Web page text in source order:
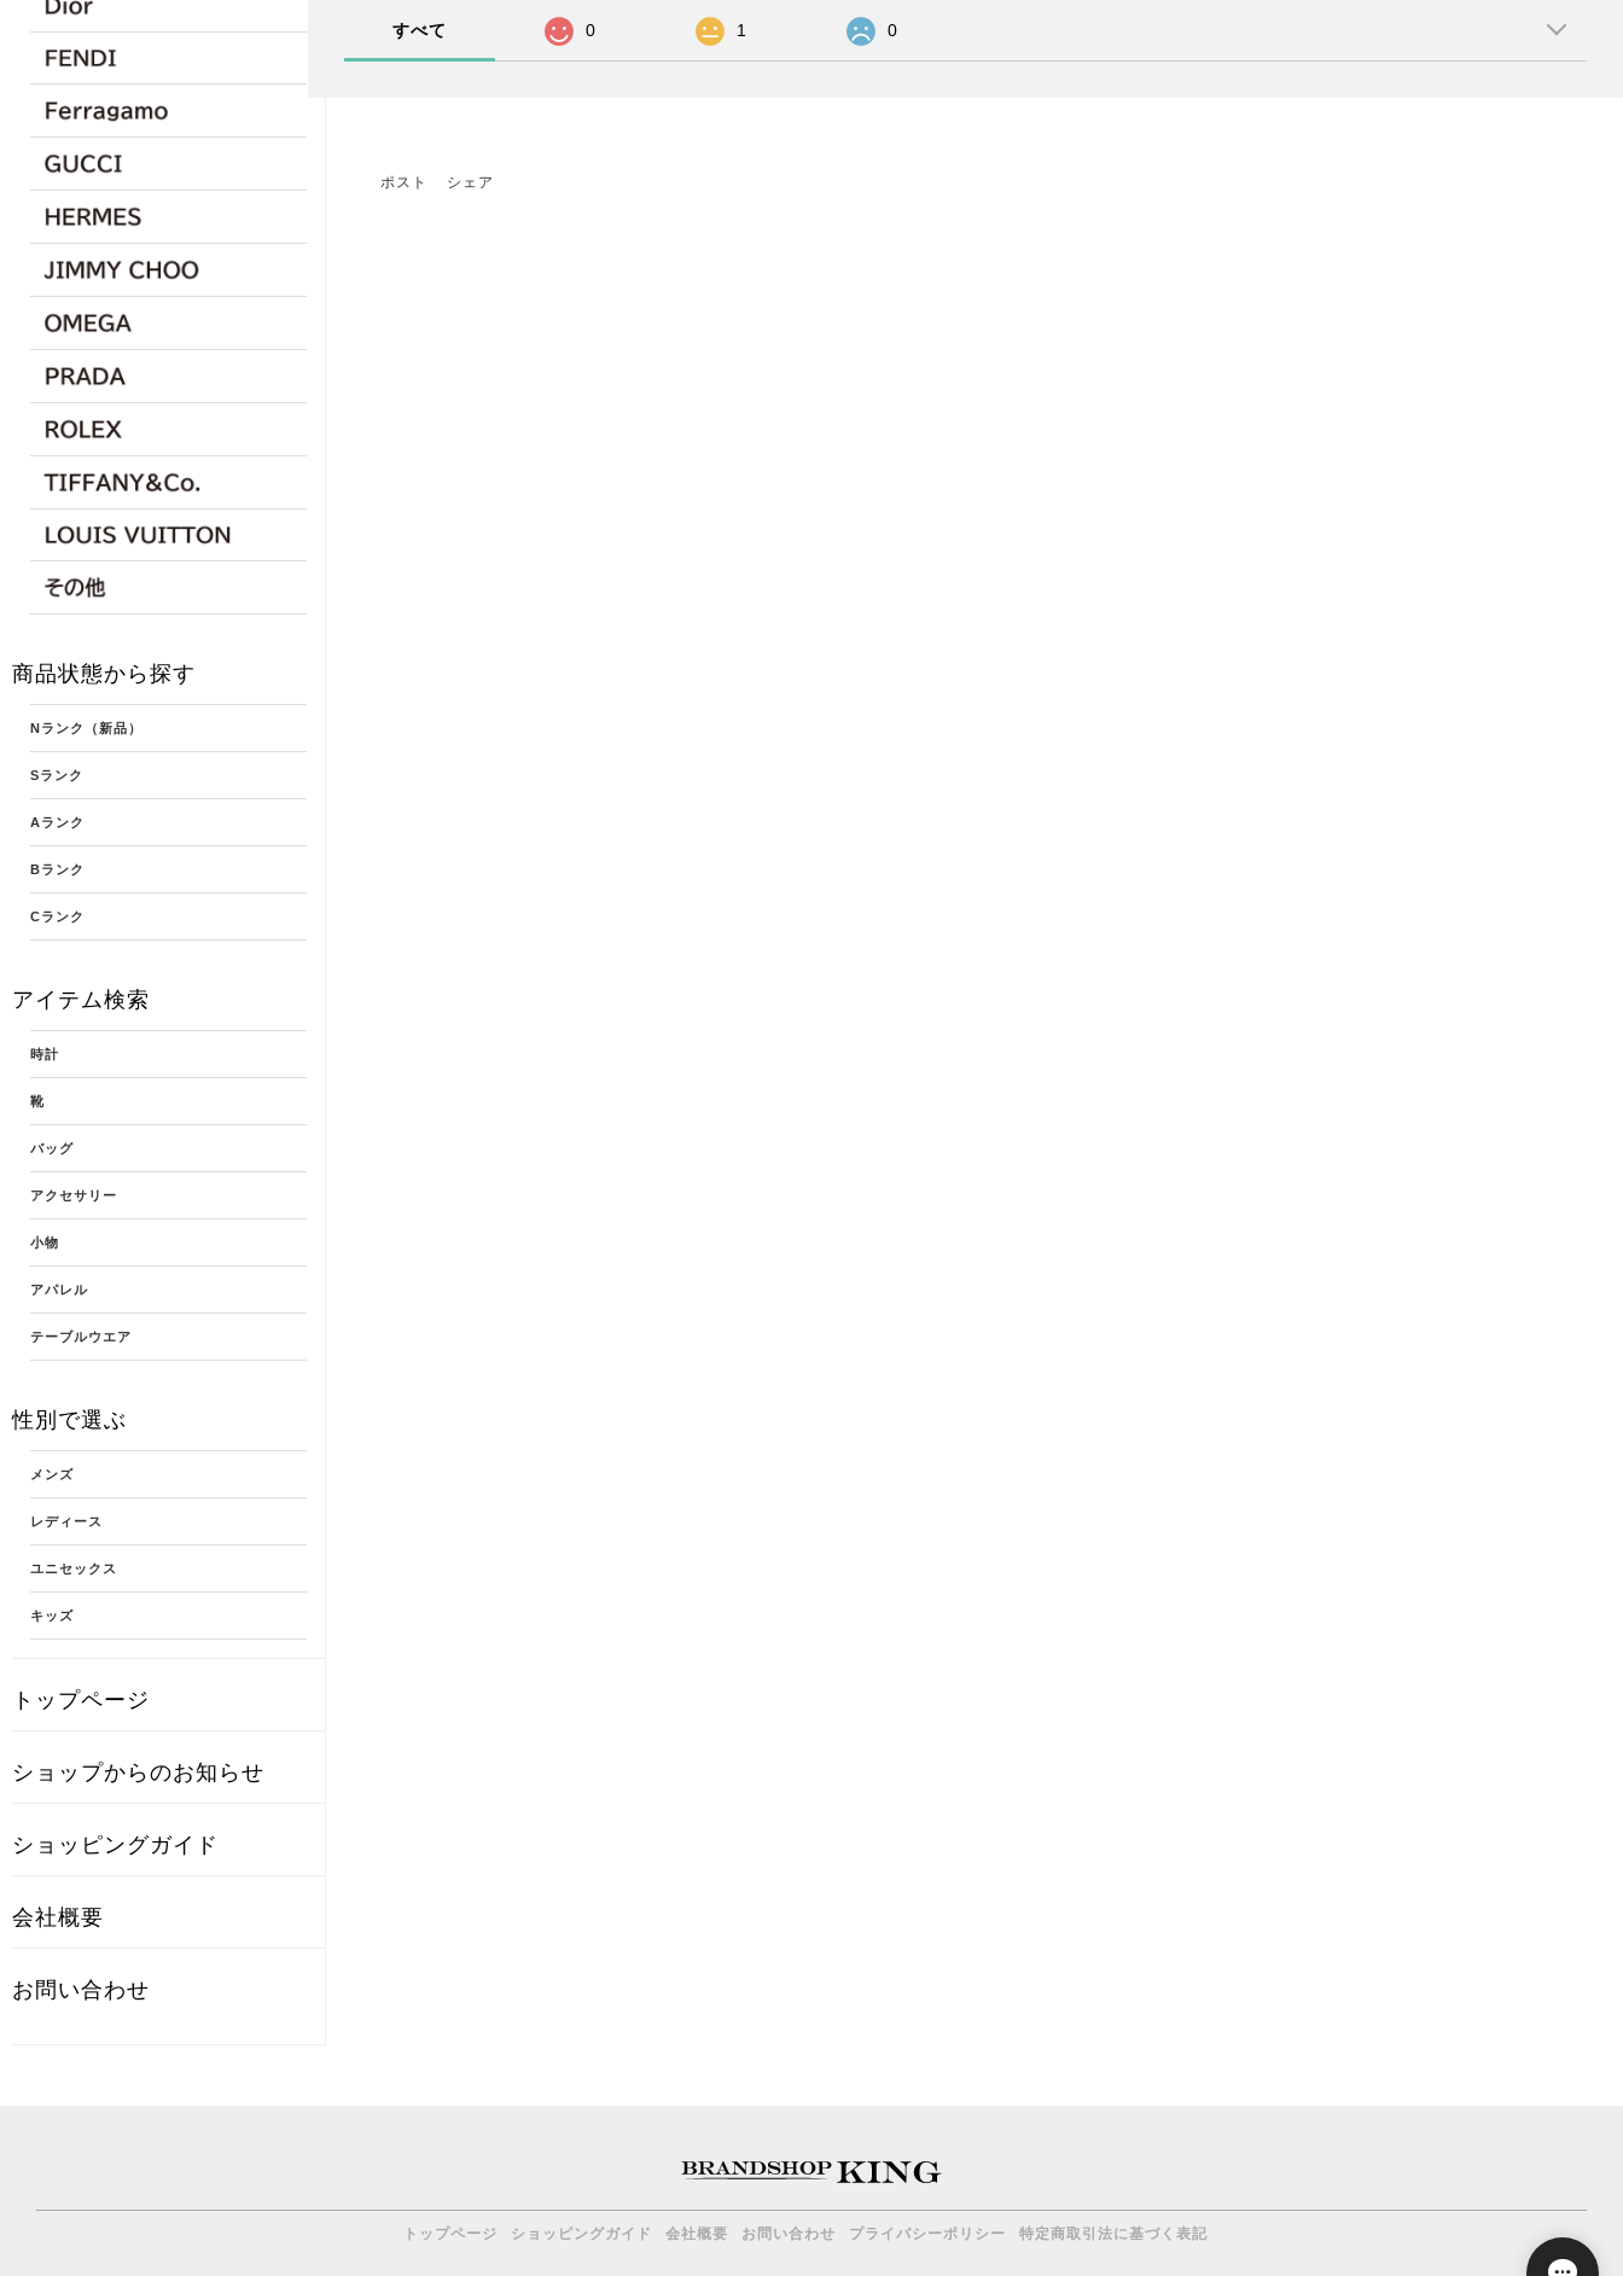
商品状態から探す
Nランク（新品）
Sランク
Aランク
Bランク
Cランク
アイテム検索
時計
靴
バッグ
アクセサリー
小物
アパレル
テーブルウエア
性別で選ぶ
メンズ
レディース
ユニセックス
キッズ
トップページ
ショップからのお知らせ
ショッピングガイド
会社概要
お問い合わせ
すべて 0 1 0
シェア
ポスト
トップページ ショッピングガイド 会社概要 お問い合わせ プライバシーポリシー 特定商取引法に基づく表記